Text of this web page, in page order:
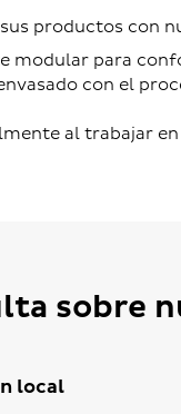
productos con
modular para
con el
al trabajar en
sobre
local